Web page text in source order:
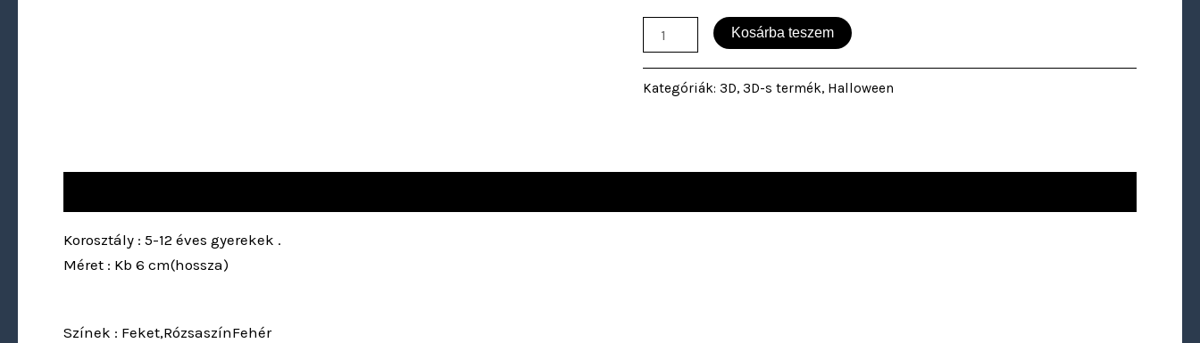
Kosárba teszem
Kategóriák:3D,3D-s termék, Halloween
Korosztály : 5-12 éves gyerekek .
Méret : Kb 6 cm(hossza)
Színek : Feket,RózsaszínFehér